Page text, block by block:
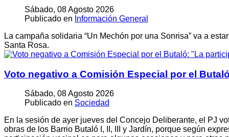
Sábado, 08 Agosto 2026
Publicado en Información General
La campaña solidaria “Un Mechón por una Sonrisa” va a
Santa Rosa.
Voto negativo a Comisión Especial por el
Sábado, 08 Agosto 2026
Publicado en Sociedad
En la sesión de ayer jueves del Concejo Deliberante, el PJ
obras de los Barrio Butaló I, II, III y Jardín, porque según